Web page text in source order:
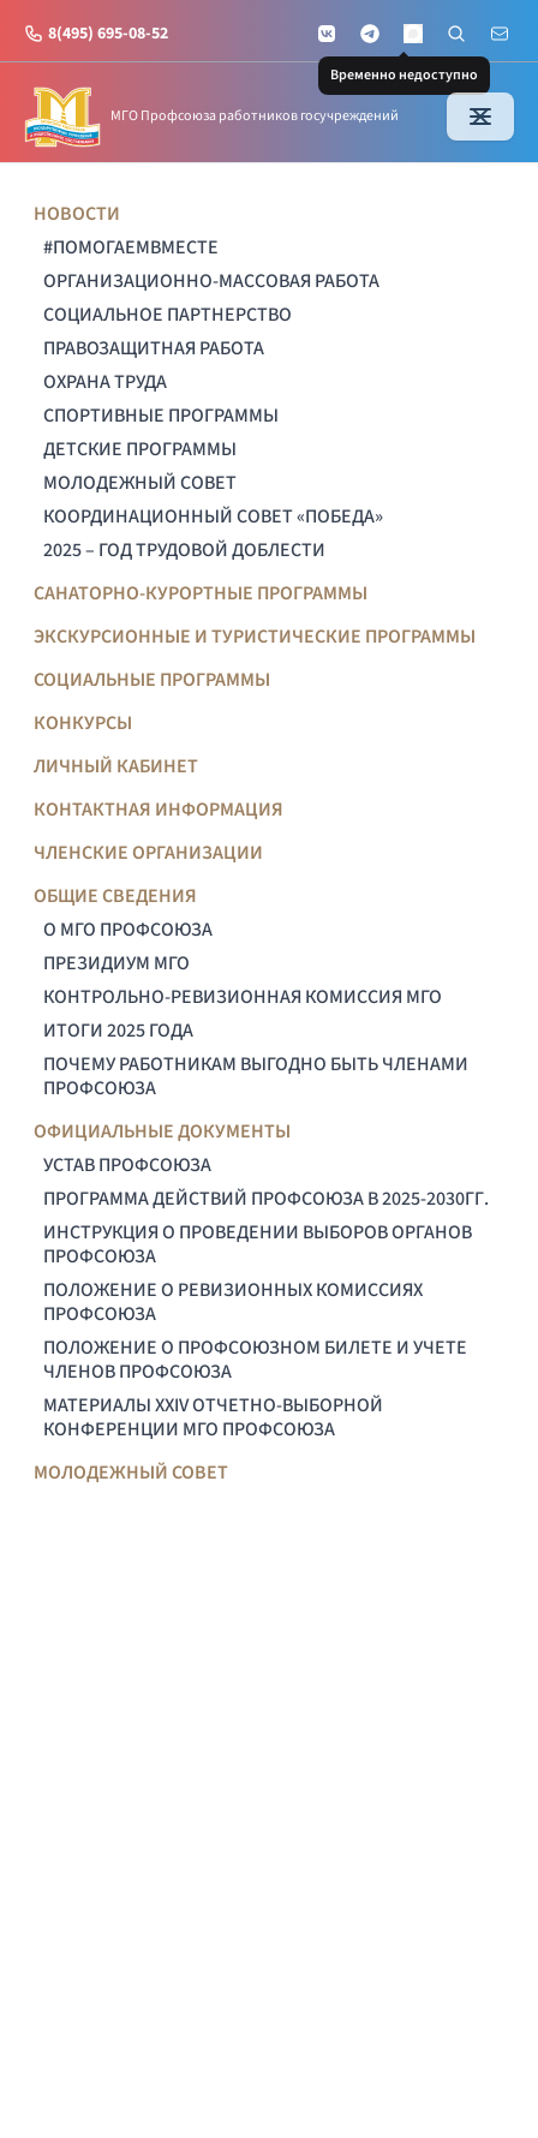
8(495) 695-08-52 VKontakteTelegramMAX
Временно недоступно
Поиск по
Почта
МГО Профсоюза работников госучреждений
НОВОСТИ
#ПОМОГАЕМВМЕСТЕ
ОРГАНИЗАЦИОННО-МАССОВАЯ РАБОТА
СОЦИАЛЬНОЕ ПАРТНЕРСТВО
ПРАВОЗАЩИТНАЯ РАБОТА
ОХРАНА ТРУДА
СПОРТИВНЫЕ ПРОГРАММЫ
ДЕТСКИЕ ПРОГРАММЫ
МОЛОДЕЖНЫЙ СОВЕТ
КООРДИНАЦИОННЫЙ СОВЕТ «ПОБЕДА»
2025 – ГОД ТРУДОВОЙ ДОБЛЕСТИ
САНАТОРНО-КУРОРТНЫЕ ПРОГРАММЫ
ЭКСКУРСИОННЫЕ И ТУРИСТИЧЕСКИЕ ПРОГРАММЫ
СОЦИАЛЬНЫЕ ПРОГРАММЫ
КОНКУРСЫ
ЛИЧНЫЙ КАБИНЕТ
КОНТАКТНАЯ ИНФОРМАЦИЯ
ЧЛЕНСКИЕ ОРГАНИЗАЦИИ
ОБЩИЕ СВЕДЕНИЯ
О МГО ПРОФСОЮЗА
ПРЕЗИДИУМ МГО
КОНТРОЛЬНО-РЕВИЗИОННАЯ КОМИССИЯ МГО
ИТОГИ 2025 ГОДА
ПОЧЕМУ РАБОТНИКАМ ВЫГОДНО БЫТЬ ЧЛЕНАМИ
ПРОФСОЮЗА
ОФИЦИАЛЬНЫЕ ДОКУМЕНТЫ
УСТАВ ПРОФСОЮЗА
ПРОГРАММА ДЕЙСТВИЙ ПРОФСОЮЗА В 2025-2030ГГ.
ИНСТРУКЦИЯ О ПРОВЕДЕНИИ ВЫБОРОВ ОРГАНОВ
ПРОФСОЮЗА
ПОЛОЖЕНИЕ О РЕВИЗИОННЫХ КОМИССИЯХ
ПРОФСОЮЗА
ПОЛОЖЕНИЕ О ПРОФСОЮЗНОМ БИЛЕТЕ И УЧЕТЕ
ЧЛЕНОВ ПРОФСОЮЗА
МАТЕРИАЛЫ XXIV ОТЧЕТНО-ВЫБОРНОЙ
КОНФЕРЕНЦИИ МГО ПРОФСОЮЗА
МОЛОДЕЖНЫЙ СОВЕТ